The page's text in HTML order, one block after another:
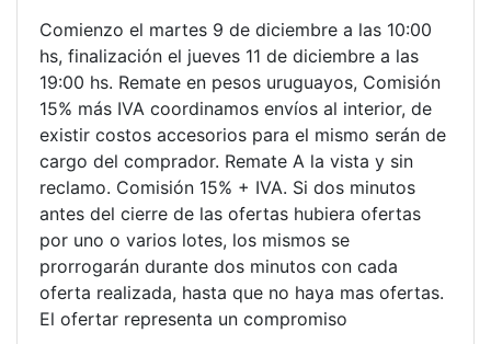
Comienzo el martes 9 de diciembre a las 10:00
hs, finalización el jueves 11 de diciembre a las
19:00 hs. Remate en pesos uruguayos, Comisión
15% más IVA coordinamos envíos al interior, de
existir costos accesorios para el mismo serán de
cargo del comprador. Remate A la vista y sin
reclamo. Comisión 15% + IVA. Si dos minutos
antes del cierre de las ofertas hubiera ofertas
por uno o varios lotes, los mismos se
prorrogarán durante dos minutos con cada
oferta realizada, hasta que no haya mas ofertas.
El ofertar representa un compromiso